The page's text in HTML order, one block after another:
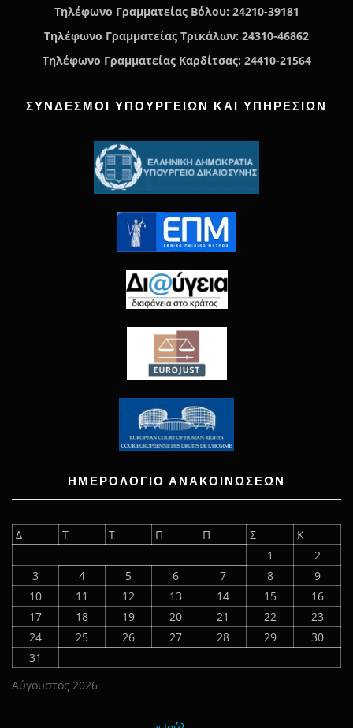
Τηλέφωνο Γραμματείας Βόλου: 24210-39181
Τηλέφωνο Γραμματείας Τρικάλων: 24310-46862
Τηλέφωνο Γραμματείας Καρδίτσας: 24410-21564
ΣΥΝΔΕΣΜΟΙ ΥΠΟΥΡΓΕΙΩΝ ΚΑΙ ΥΠΗΡΕΣΙΩΝ
ΗΜΕΡΟΛΟΓΙΟ ΑΝΑΚΟΙΝΩΣΕΩΝ
Αύγουστος 2026
Δ Τ Τ Π Π Σ
Κ
1
2
3
4 5 6 7 8
9
10
11 12 13 14 15
16
17
18 19 20 21 22
23
24
25 26 27 28 29
30
31